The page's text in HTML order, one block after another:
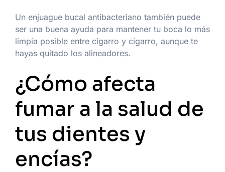
Un enjuague bucal antibacteriano también puede
ser una buena ayuda para mantener tu boca lo más
limpia posible entre cigarro y cigarro, aunque te
hayas quitado los alineadores.
¿Cómo afecta
fumar a la salud de
tus dientes y
encías?